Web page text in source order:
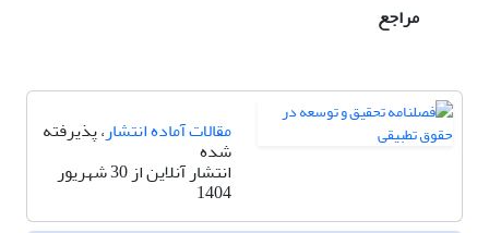
مراجع
مقالات آماده انتشار، پذیرفته
شده
انتشار آنلاین از 30 شهریور
1404